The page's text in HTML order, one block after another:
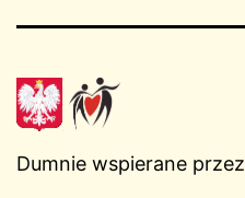
Dumnie wspierane przez